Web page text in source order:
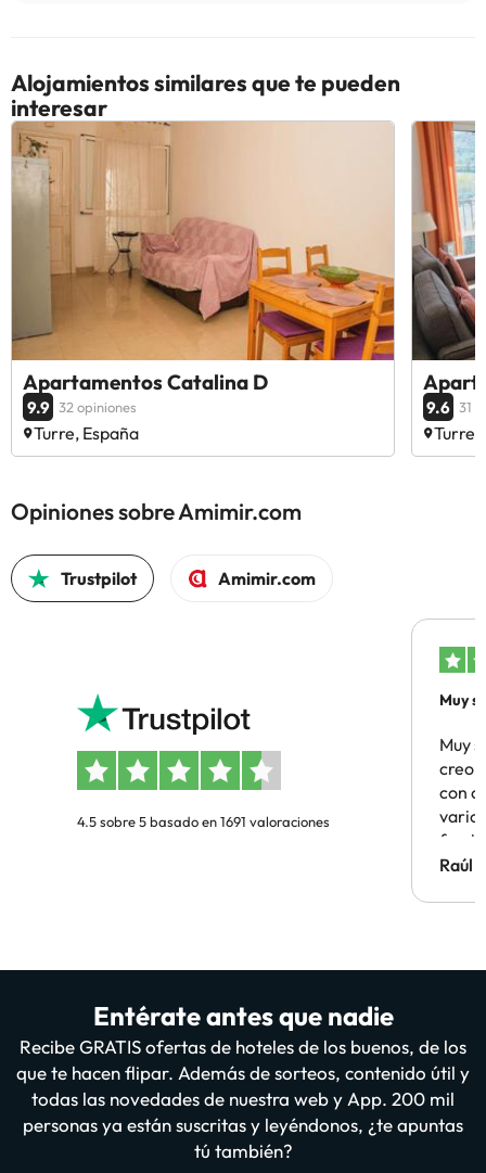
Alojamientos similares que te pueden
interesar
Apartamentos Catalina D
9.9 32 opiniones
Turre, España
9.6 31
Turre,
Opiniones sobre Amimir.com
Trustpilot Amimir.com
4.5 sobre 5 basado en 1691 valoraciones
Muy
Muy
creo
con
Hotel
Raúl
Entérate antes que nadie
Recibe GRATIS ofertas de hoteles de los buenos, de los
que te hacen flipar. Además de sorteos, contenido útil y
todas las novedades de nuestra web y App. 200 mil
personas ya están suscritas y leyéndonos, ¿te apuntas
tú también?